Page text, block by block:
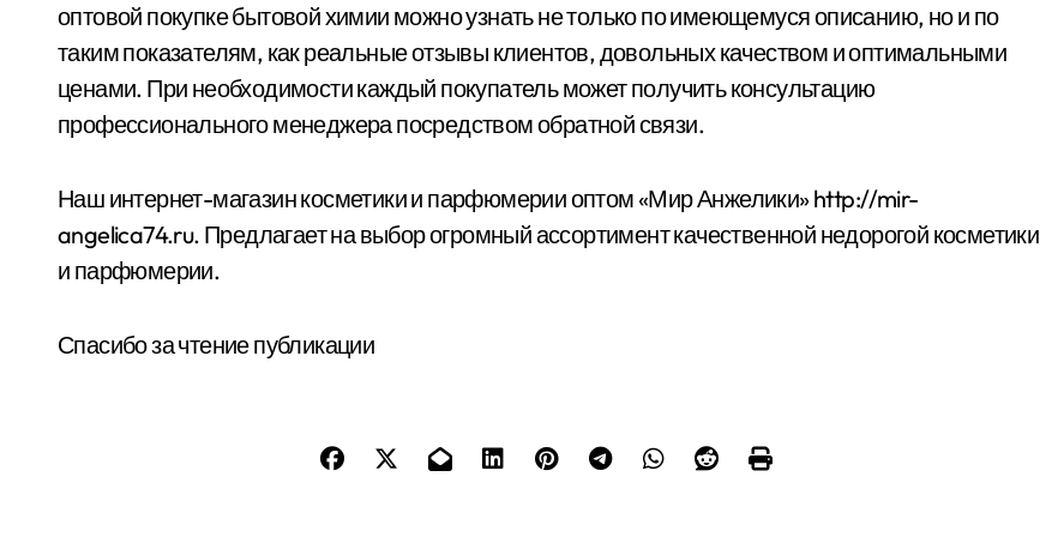
оптовой покупке бытовой химии можно узнать не только по имеющемуся описанию, но и по
таким показателям, как реальные отзывы клиентов, довольных качеством и оптимальными
ценами. При необходимости каждый покупатель может получить консультацию
профессионального менеджера посредством обратной связи.
Наш интернет-магазин косметики и парфюмерии оптом «Мир Анжелики» http://mir-
angelica74.ru. Предлагает на выбор огромный ассортимент качественной недорогой косметики
и парфюмерии.
Спасибо за чтение публикации